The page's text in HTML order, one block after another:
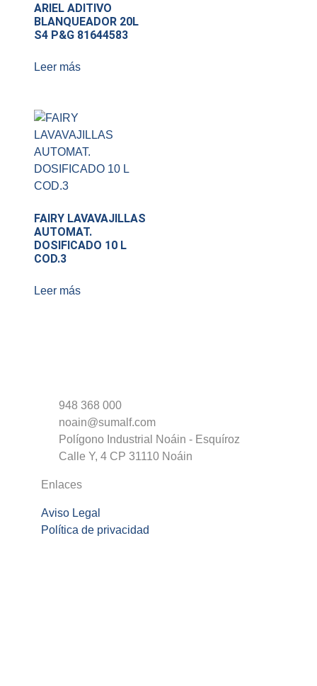
ARIEL ADITIVO
BLANQUEADOR 20L
S4 P&G 81644583
Leer más
FAIRY LAVAVAJILLAS
AUTOMAT.
DOSIFICADO 10 L
COD.3
Leer más
948 368 000
noain@sumalf.com
Polígono Industrial Noáin - Esquíroz
Calle Y, 4 CP 31110 Noáin
Enlaces
Aviso Legal
Política de privacidad